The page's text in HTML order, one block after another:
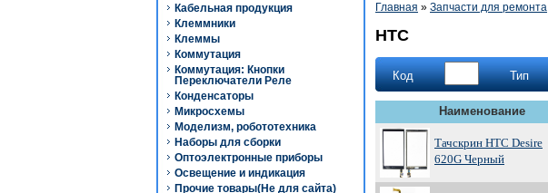
Кабельная продукция
Клеммники
Клеммы
Коммутация
Коммутация: Кнопки
Переключатели Реле
Конденсаторы
Микросхемы
Моделизм, робототехника
Наборы для сборки
Оптоэлектронные приборы
Освещение и индикация
Прочие товары(Не для сайта)
Главная » Запчасти для ремонта
HTC
Код Тип
Наименование
Тачскрин HTC Desire
620G Черный